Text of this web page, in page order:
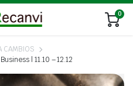
0
CAMBIOS
| 11.10 – 12.12